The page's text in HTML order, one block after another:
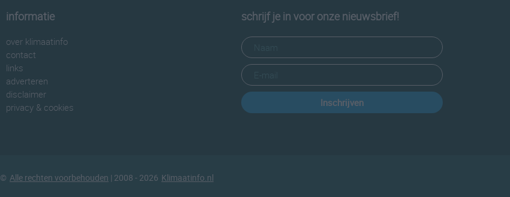
informatie
over klimaatinfo
contact
links
adverteren
disclaimer
privacy & cookies
schrijf je in voor onze nieuwsbrief!
Inschrijven
© Alle rechten voorbehouden | 2008 - 2026 Klimaatinfo.nl